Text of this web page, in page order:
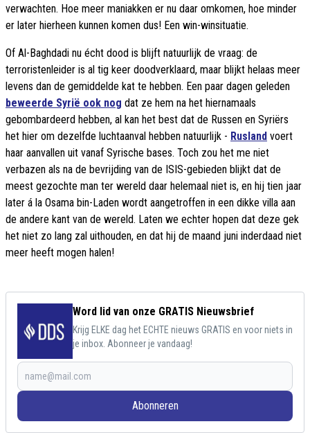
verwachten. Hoe meer maniakken er nu daar omkomen, hoe minder
er later hierheen kunnen komen dus! Een win-winsituatie.
Of Al-Baghdadi nu écht dood is blijft natuurlijk de vraag: de
terroristenleider is al tig keer doodverklaard, maar blijkt helaas meer
levens dan de gemiddelde kat te hebben. Een paar dagen geleden
beweerde Syrië ook nog dat ze hem na het hiernamaals
gebombardeerd hebben, al kan het best dat de Russen en Syriërs
het hier om dezelfde luchtaanval hebben natuurlijk - Rusland voert
haar aanvallen uit vanaf Syrische bases. Toch zou het me niet
verbazen als na de bevrijding van de ISIS-gebieden blijkt dat de
meest gezochte man ter wereld daar helemaal niet is, en hij tien jaar
later á la Osama bin-Laden wordt aangetroffen in een dikke villa aan
de andere kant van de wereld. Laten we echter hopen dat deze gek
het niet zo lang zal uithouden, en dat hij de maand juni inderdaad niet
meer heeft mogen halen!
Word lid van onze GRATIS Nieuwsbrief
Krijg ELKE dag het ECHTE nieuws GRATIS en voor niets in
je inbox. Abonneer je vandaag!
Abonneren